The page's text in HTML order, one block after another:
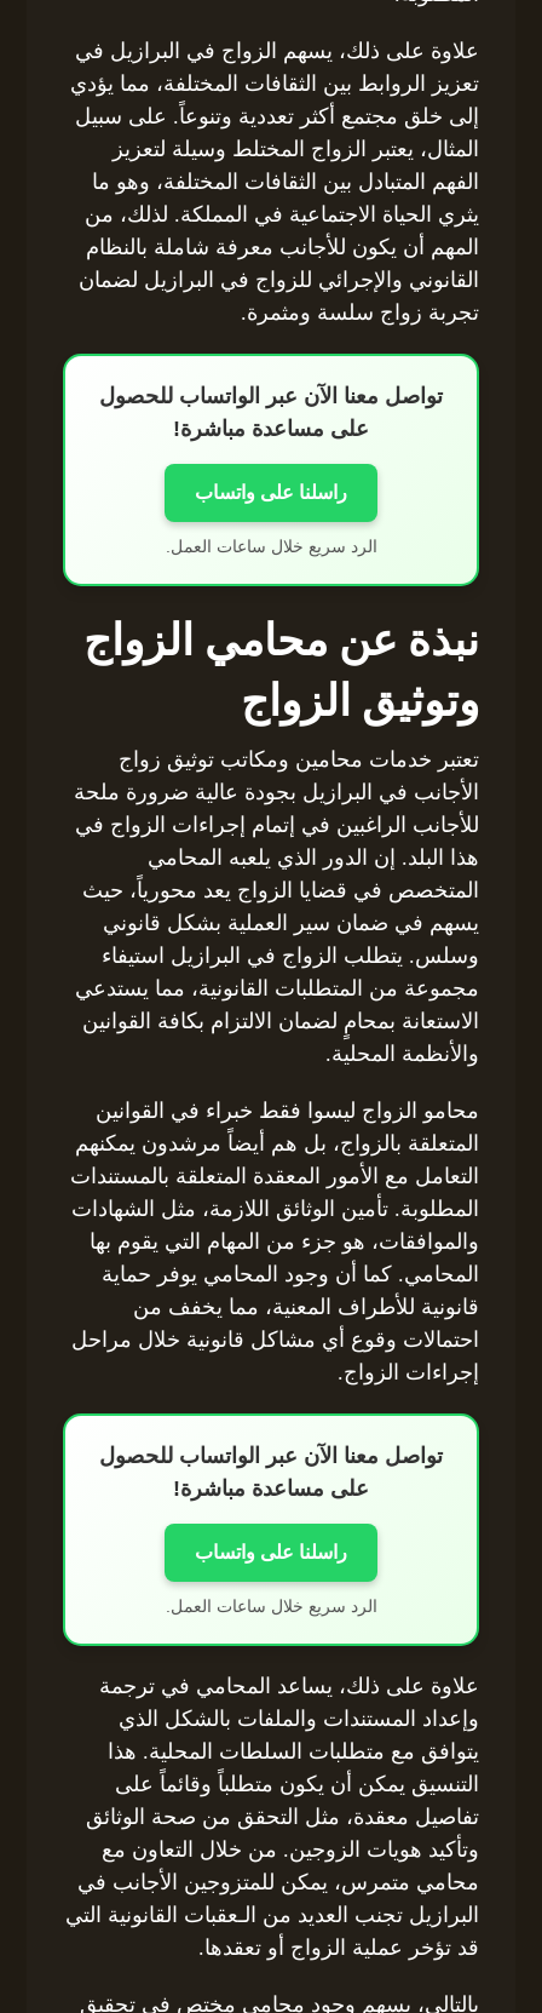
علاوة على ذلك، يسهم الزواج في البرازيل في
تعزيز الروابط بين الثقافات المختلفة، مما يؤدي
إلى خلق مجتمع أكثر تعددية وتنوعاً. على سبيل
المثال، يعتبر الزواج المختلط وسيلة لتعزيز
الفهم المتبادل بين الثقافات المختلفة، وهو ما
يثري الحياة الاجتماعية في المملكة. لذلك، من
المهم أن يكون للأجانب معرفة شاملة بالنظام
القانوني والإجرائي للزواج في البرازيل لضمان
تجربة زواج سلسة ومثمرة.
تواصل معنا الآن عبر الواتساب للحصول
على مساعدة مباشرة!
راسلنا على واتساب
الرد سريع خلال ساعات العمل.
نبذة عن محامي الزواج
وتوثيق الزواج
تعتبر خدمات محامين ومكاتب توثيق زواج
الأجانب في البرازيل بجودة عالية ضرورة ملحة
للأجانب الراغبين في إتمام إجراءات الزواج في
هذا البلد. إن الدور الذي يلعبه المحامي
المتخصص في قضايا الزواج يعد محورياً، حيث
يسهم في ضمان سير العملية بشكل قانوني
وسلس. يتطلب الزواج في البرازيل استيفاء
مجموعة من المتطلبات القانونية، مما يستدعي
الاستعانة بمحامٍ لضمان الالتزام بكافة القوانين
والأنظمة المحلية.
محامو الزواج ليسوا فقط خبراء في القوانين
المتعلقة بالزواج، بل هم أيضاً مرشدون يمكنهم
التعامل مع الأمور المعقدة المتعلقة بالمستندات
المطلوبة. تأمين الوثائق اللازمة، مثل الشهادات
والموافقات، هو جزء من المهام التي يقوم بها
المحامي. كما أن وجود المحامي يوفر حماية
قانونية للأطراف المعنية، مما يخفف من
احتمالات وقوع أي مشاكل قانونية خلال مراحل
إجراءات الزواج.
تواصل معنا الآن عبر الواتساب للحصول
على مساعدة مباشرة!
راسلنا على واتساب
الرد سريع خلال ساعات العمل.
علاوة على ذلك، يساعد المحامي في ترجمة
وإعداد المستندات والملفات بالشكل الذي
يتوافق مع متطلبات السلطات المحلية. هذا
التنسيق يمكن أن يكون متطلباً وقائماً على
تفاصيل معقدة، مثل التحقق من صحة الوثائق
وتأكيد هويات الزوجين. من خلال التعاون مع
محامي متمرس، يمكن للمتزوجين الأجانب في
البرازيل تجنب العديد من الـعقبات القانونية التي
قد تؤخر عملية الزواج أو تعقدها.
بالتالي، يسهم وجود محامي مختص في تحقيق